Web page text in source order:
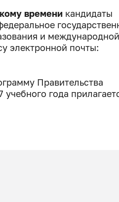
времени кандидаты
и международной
электронной почты:
Правительства
года